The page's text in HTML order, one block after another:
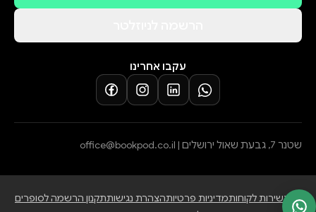
עקבו אחרינו
שטנר 7, גבעת שאול ירושלים | office@bookpod.co.il
בלוגשירות לקוחותמדיניות פרטיותהצהרת נגישותתקנון הרשמה לסופרים